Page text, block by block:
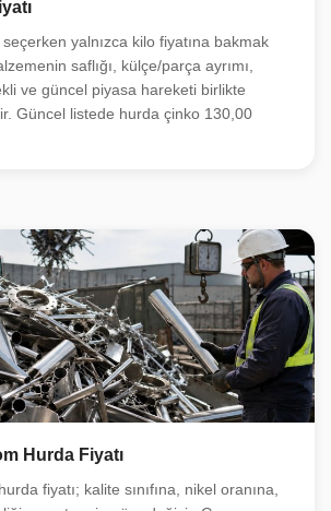
yalnızca kilo fiyatına bakmak
saflığı, külçe/parça ayrımı,
ve güncel piyasa hareketi birlikte
Güncel listede hurda çinko 130,00
Hurda Fiyatı
fiyatı; kalite sınıfına, nikel oranına,